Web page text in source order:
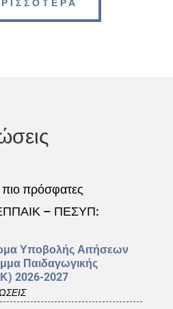
πιο πρόσφατες
ΕΠΠΑΙΚ – ΠΕΣΥΠ:
Υποβολής Αιτήσεων
Παιδαγωγικής
2026-2027